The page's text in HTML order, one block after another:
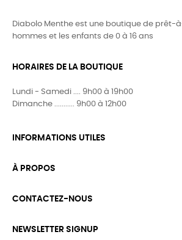
Diabolo Menthe est une boutique de prêt-
hommes et les enfants de 0 à 16 ans
HORAIRES DE LA BOUTIQUE
Lundi - Samedi .... 9h00 à 19h00
Dimanche ........... 9h00 à 12h00
INFORMATIONS UTILES
À PROPOS
CONTACTEZ-NOUS
NEWSLETTER SIGNUP